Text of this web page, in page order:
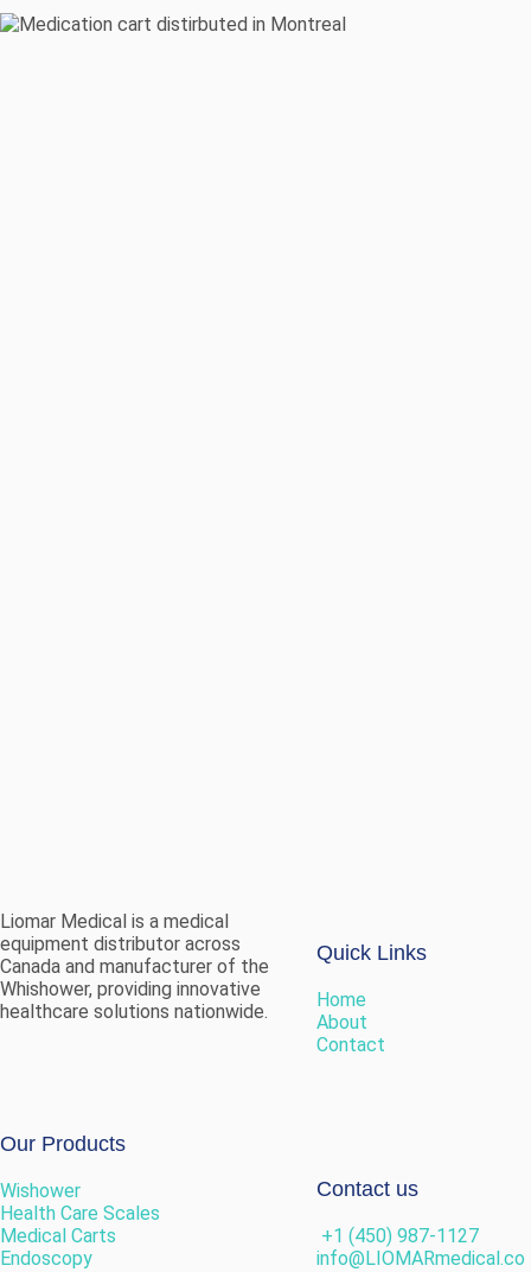
Liomar Medical is a medical
equipment distributor across
Canada and manufacturer of the
Whishower, providing innovative
healthcare solutions nationwide.
Quick Links
Home
About
Contact
Our Products
Wishower
Health Care Scales
Medical Carts
Endoscopy
Contact us
+1 (450) 987-1127
info@LIOMARmedical.co